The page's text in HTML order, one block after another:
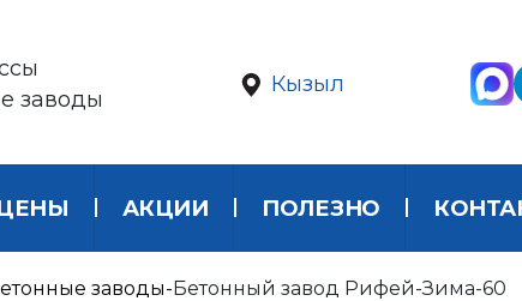
заводы
Кызыл
АКЦИИ ПОЛЕЗНО
заводы Бетонный завод Рифей-Зима-60